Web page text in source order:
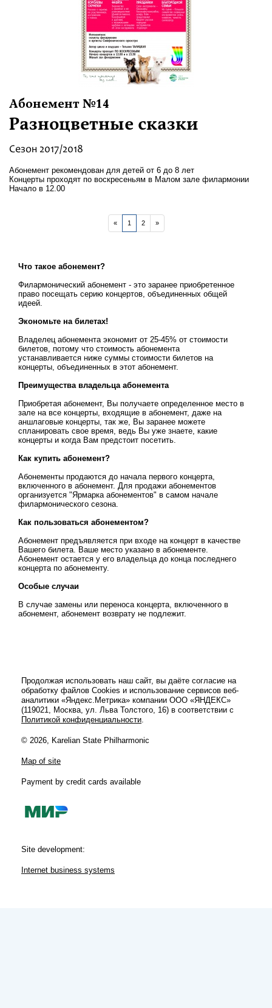
Что такое абонемент?
Филармонический абонемент - это заранее приобретенное
право посещать серию концертов, объединенных общей
идеей.
Экономьте на билетах!
Владелец абонемента экономит от 25-45% от стоимости
билетов, потому что стоимость абонемента
устанавливается ниже суммы стоимости билетов на
концерты, объединенных в этот абонемент.
Преимущества владельца абонемента
Приобретая абонемент, Вы получаете определенное место в
зале на все концерты, входящие в абонемент, даже на
аншлаговые концерты, так же, Вы заранее можете
спланировать свое время, ведь Вы уже знаете, какие
концерты и когда Вам предстоит посетить.
Как купить абонемент?
Абонементы продаются до начала первого концерта,
включенного в абонемент. Для продажи абонементов
организуется "Ярмарка абонементов" в самом начале
филармонического сезона.
Как пользоваться абонементом?
Абонемент предъявляется при входе на концерт в качестве
Вашего билета. Ваше место указано в абонементе.
Абонемент остается у его владельца до конца последнего
концерта по абонементу.
Особые случаи
В случае замены или переноса концерта, включенного в
абонемент, абонемент возврату не подлежит.
Абонемент №14
Разноцветные сказки
Сезон 2017/2018
Абонемент рекомендован для детей от 6 до 8 лет
Концерты проходят по воскресеньям в Малом зале филармонии
Начало в 12.00
« 1 2 »
Продолжая использовать наш сайт, вы даёте согласие на
обработку файлов Cookies и использование сервисов веб-
аналитики «Яндекс.Метрика» компании ООО «ЯНДЕКС»
(119021, Москва, ул. Льва Толстого, 16) в соответствии с
Политикой конфиденциальности.
© 2026, Karelian State Philharmonic
Map of site
Payment by credit cards available
Site development:
Internet business systems